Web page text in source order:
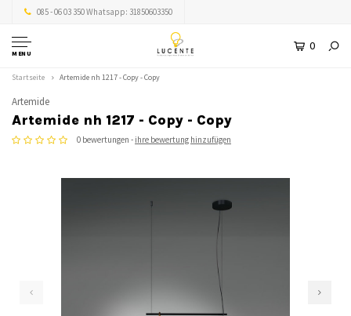
085 - 06 03 350 Whatsapp: 31850603350
MENU
0
Startseite Artemide nh 1217 - Copy - Copy
Artemide
Artemide nh 1217 - Copy - Copy
0 bewertungen - ihre bewertung hinzufügen